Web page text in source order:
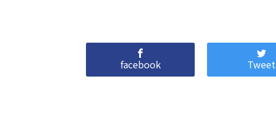
facebook Tweet